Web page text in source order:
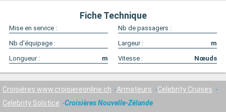
Fiche Technique
Mise en service :
Nb de passagers :
Nb d'équipage :
Largeur :
m
Longueur :
m Vitesse : Nœuds
Croisières www.croisiereonline.ch Armateurs
Celebrity Cruises
Celebrity Solstice
Croisières Nouvelle-Zélande